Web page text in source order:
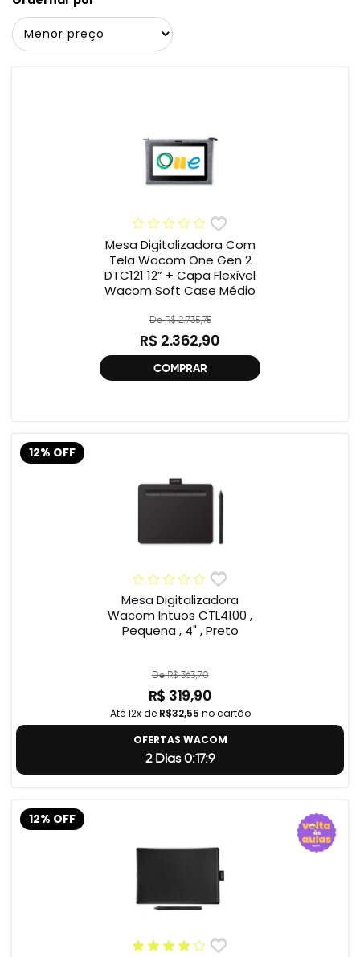
Mesa Digitalizadora Com
Tela Wacom One Gen 2
DTC121 12” + Capa Flexível
Wacom Soft Case Médio
De R$ 2.735,75
R$ 2.362,90
COMPRAR
12% OFF
Mesa Digitalizadora
Wacom Intuos CTL4100 ,
Pequena , 4" , Preto
De R$ 363,70
R$ 319,90
Até 12x de R$32,55 no cartão
OFERTAS WACOM
2 Dias 0:17:8
12% OFF